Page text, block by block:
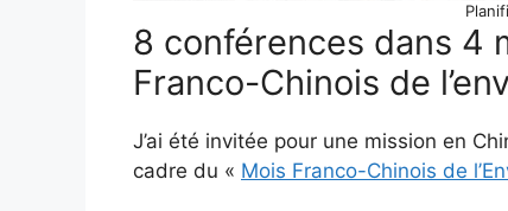
8 conférences dans 4
Franco-Chinois de
J’ai été invitée pour une mission en
cadre du « Mois Franco-Chinois de